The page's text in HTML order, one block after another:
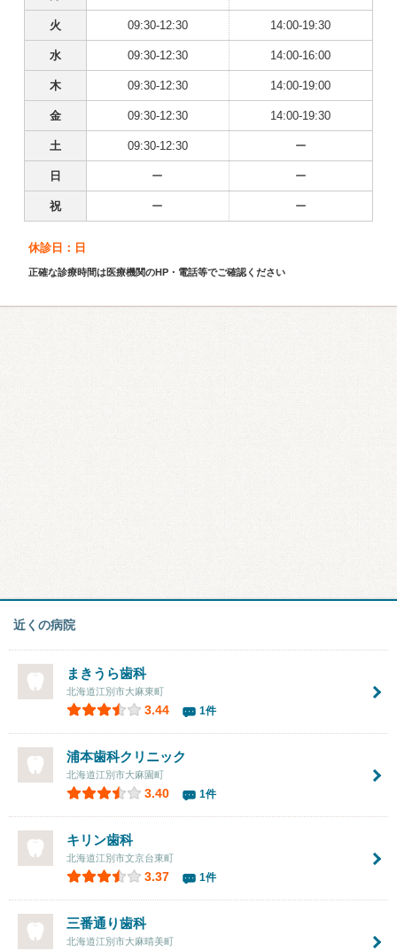
火 09:30-12:30 14:00-19:30
水 09:30-12:30 14:00-16:00
木 09:30-12:30 14:00-19:00
金 09:30-12:30 14:00-19:30
土 09:30-12:30 ー
日 ー ー
祝 ー ー
休診日：日
正確な診療時間は医療機関のHP・電話等でご確認ください
近くの病院
まきうら歯科
北海道江別市大麻東町
3.44 1件
浦本歯科クリニック
北海道江別市大麻園町
3.40 1件
キリン歯科
北海道江別市文京台東町
3.37 1件
三番通り歯科
北海道江別市大麻晴美町